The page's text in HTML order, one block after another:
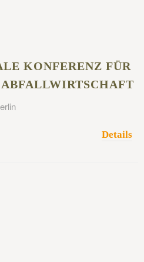
KONFERENZ FÜR
Details